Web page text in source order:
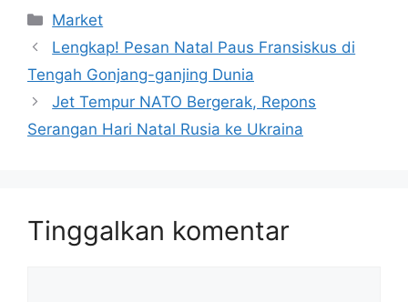
Kategori
Market
Lengkap! Pesan Natal Paus Fransiskus di
Tengah Gonjang-ganjing Dunia
Jet Tempur NATO Bergerak, Repons
Serangan Hari Natal Rusia ke Ukraina
Tinggalkan komentar